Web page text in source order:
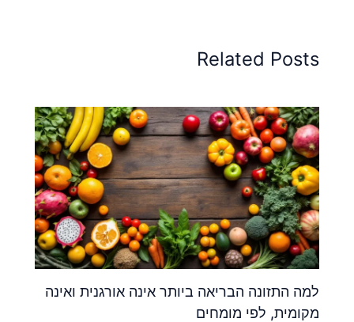
Related Posts
למה התזונה הבריאה ביותר אינה אורגנית ואינה
מקומית, לפי מומחים